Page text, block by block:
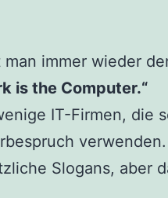
immer wieder
is the Computer.“
IT-Firmen, die
Slogans, aber